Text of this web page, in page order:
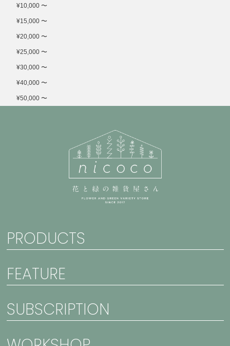
¥10,000 〜
¥15,000 〜
¥20,000 〜
¥25,000 〜
¥30,000 〜
¥40,000 〜
¥50,000 〜
PRODUCTS
FEATURE
SUBSCRIPTION